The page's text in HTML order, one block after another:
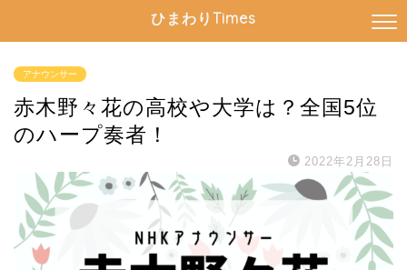
ひまわりTimes
アナウンサー
赤木野々花の高校や大学は？全国5位
のハープ奏者！
2022年2月28日